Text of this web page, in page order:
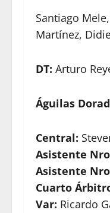
Santiago
Martínez,
DT: Arturo
Águilas
Central:
Asistente
Asistente
Cuarto
Var: Ricardo